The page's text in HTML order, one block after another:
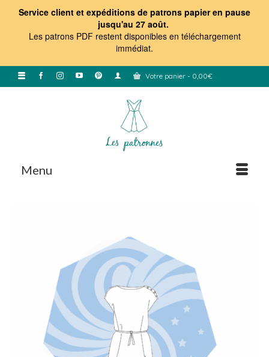
Service client et expéditions de patrons papier en pause
jusqu'au 27 août.
Les patrons PDF restent disponibles en téléchargement
immédiat.
Votre panier - 0,00€
Menu